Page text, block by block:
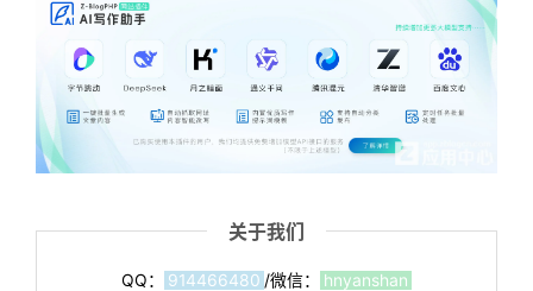
关于我们
QQ： 914466480 /微信： hnyanshan